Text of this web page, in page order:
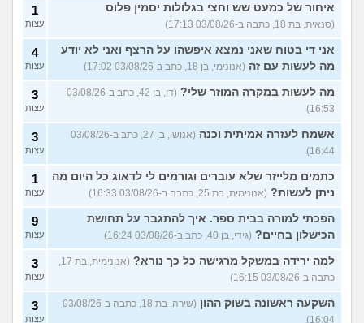
איחור של כמעט שש וחצי בגלולות יסמין פלוס
(סנאית, בת 18, כתבה ב-03/08/26 17:13)
1
עצות
אני די בטוח שאני נמצא איפשהו על הרצף ואני לא יודע
מה לעשות עם זה (אנונימי, בן 18, כתב ב-03/08/26 17:02)
4
עצות
מה לעשות במקרה המוזר שלי?
(דן, בן 42, כתב ב-03/08/26
16:53)
3
עצות
אשמח לעזרה אמיתית וכנה
(אנושי, בן 27, כתב ב-03/08/26
16:44)
3
עצות
כתמים מלייזר שלא עוברים וגורמים לי לדאוג כל היום מה
ניתן לעשות? (אנונימית, בת 25, כתבה ב-03/08/26 16:33)
1
עצות
הפכתי למורה בבית ספר. איך להתגבר על תחושת
הכישלון בחיים? (גידי, בן 40, כתב ב-03/08/26 16:24)
9
עצות
למה ירידה במשקל מרגישה כל כך נורא?
(אנונימית, בת 17,
כתבה ב-03/08/26 16:15)
3
עצות
השקעה ראשונה בשוק ההון
(שירה, בת 18, כתבה ב-03/08/26
16:04)
3
עצות